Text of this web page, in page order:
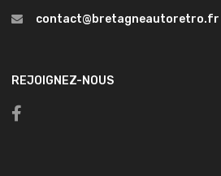
contact@bretagneautoretro.fr
REJOIGNEZ-NOUS